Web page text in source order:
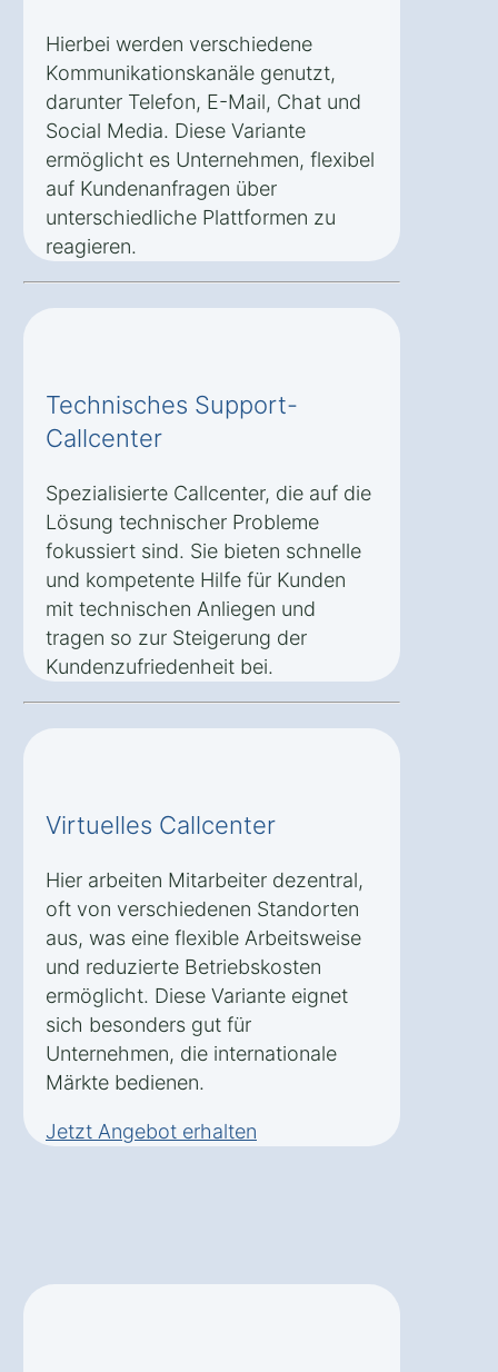
Hierbei werden verschiedene
Kommunikationskanäle genutzt,
darunter Telefon, E-Mail, Chat und
Social Media. Diese Variante
ermöglicht es Unternehmen, flexibel
auf Kundenanfragen über
unterschiedliche Plattformen zu
reagieren.
Technisches Support-
Callcenter
Spezialisierte Callcenter, die auf die
Lösung technischer Probleme
fokussiert sind. Sie bieten schnelle
und kompetente Hilfe für Kunden
mit technischen Anliegen und
tragen so zur Steigerung der
Kundenzufriedenheit bei.
Virtuelles Callcenter
Hier arbeiten Mitarbeiter dezentral,
oft von verschiedenen Standorten
aus, was eine flexible Arbeitsweise
und reduzierte Betriebskosten
ermöglicht. Diese Variante eignet
sich besonders gut für
Unternehmen, die internationale
Märkte bedienen.
Jetzt Angebot erhalten